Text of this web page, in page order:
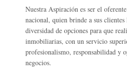
Nuestra Aspiración es ser el
nacional, quien brinde a sus
diversidad de opciones para que
inmobiliarias, con un servicio
profesionalismo, responsabilidad y
negocios.